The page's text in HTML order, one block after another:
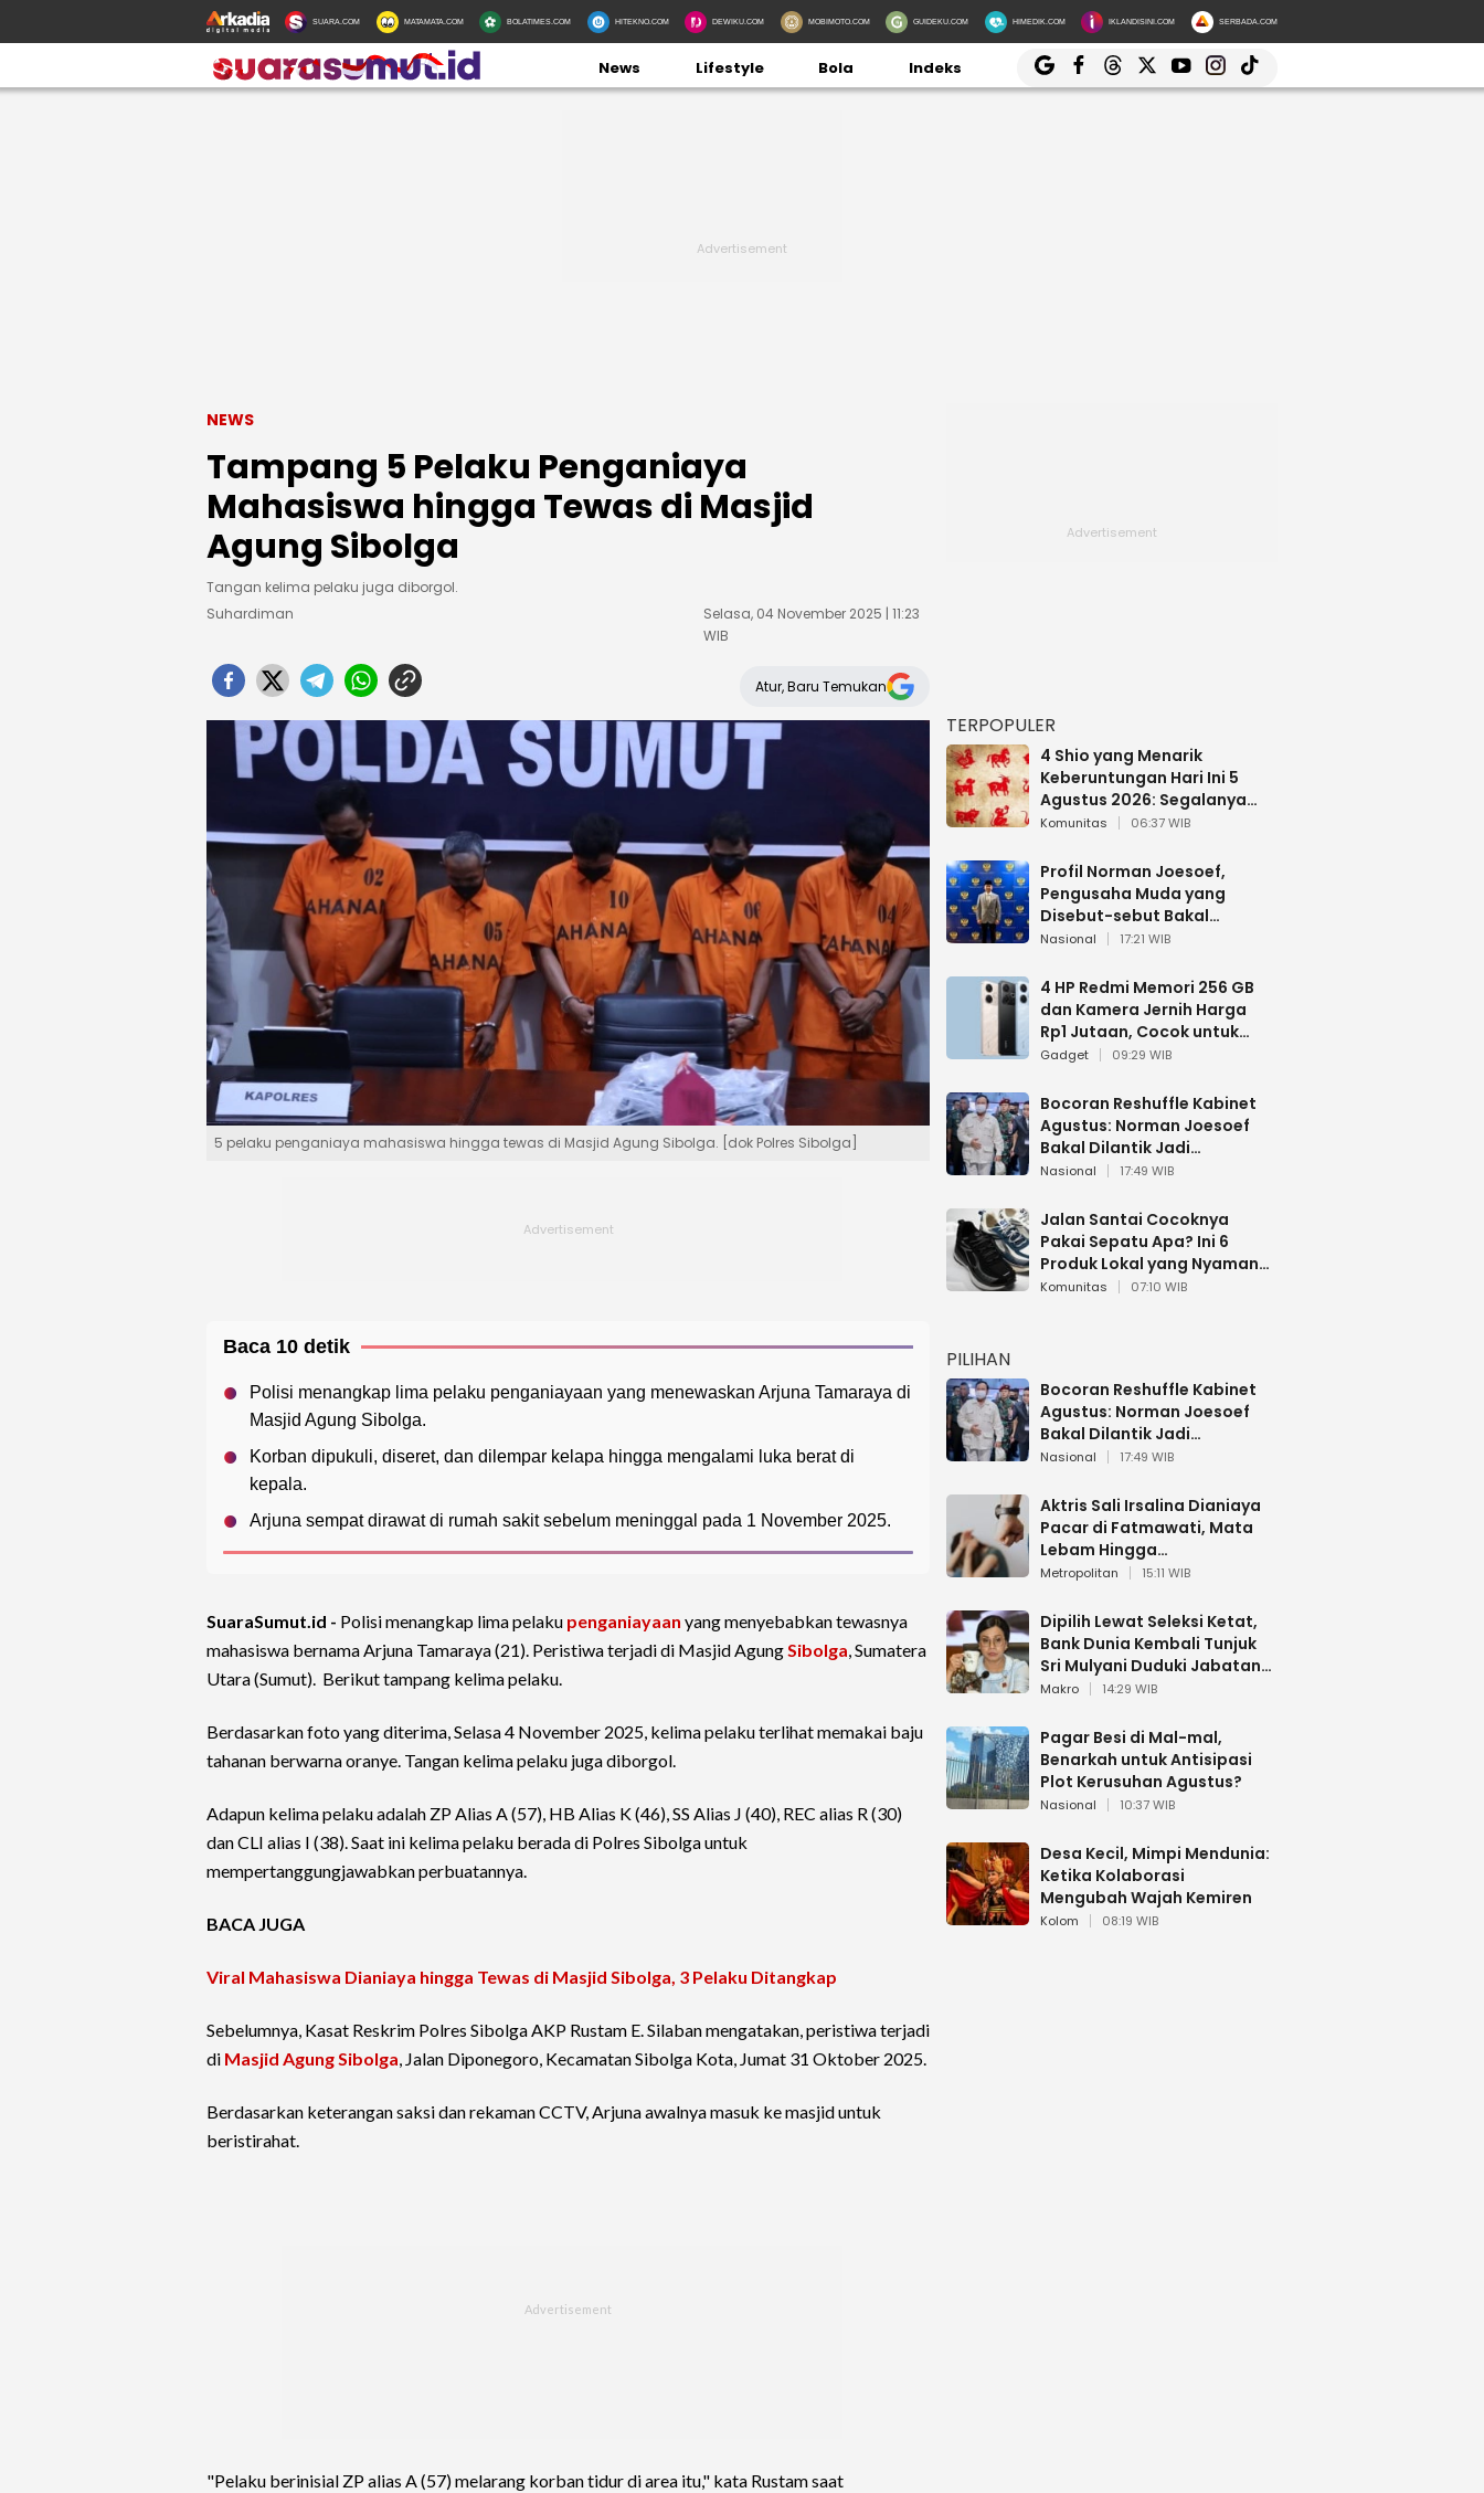
SUARA.COM MATAMATA.COM BOLATIMES.COM HITEKNO.COM DEWIKU.COM MOBIMOTO.COM GUIDEKU.COM HIMEDIK.COM IKLANDISINI.COM SERBADA.COM
News Lifestyle Bola Indeks
NEWS
Tampang 5 Pelaku Penganiaya
Mahasiswa hingga Tewas di Masjid
Agung Sibolga
Tangan kelima pelaku juga diborgol.
Suhardiman
Selasa, 04 November 2025 | 11:23
WIB
Atur, Baru Temukan
5 pelaku penganiaya mahasiswa hingga tewas di Masjid Agung Sibolga. [dok Polres Sibolga]
Baca 10 detik
Polisi menangkap lima pelaku penganiayaan yang menewaskan Arjuna Tamaraya di
Masjid Agung Sibolga.
Korban dipukuli, diseret, dan dilempar kelapa hingga mengalami luka berat di
kepala.
Arjuna sempat dirawat di rumah sakit sebelum meninggal pada 1 November 2025.
SuaraSumut.id - Polisi menangkap lima pelaku penganiayaan yang menyebabkan tewasnya
mahasiswa bernama Arjuna Tamaraya (21). Peristiwa terjadi di Masjid AgungSibolga, Sumatera
Utara (Sumut). Berikut tampang kelima pelaku.
Berdasarkan foto yang diterima, Selasa 4 November 2025, kelima pelaku terlihat memakai baju
tahanan berwarna oranye. Tangan kelima pelaku juga diborgol.
Adapun kelima pelaku adalah ZP Alias A (57), HB Alias K (46), SS Alias J (40), REC alias R (30)
dan CLI alias I (38). Saat ini kelima pelaku berada di Polres Sibolga untuk
mempertanggungjawabkan perbuatannya.
BACA JUGA
Viral Mahasiswa Dianiaya hingga Tewas di Masjid Sibolga, 3 Pelaku Ditangkap
Sebelumnya, Kasat Reskrim Polres Sibolga AKP Rustam E. Silaban mengatakan, peristiwa terjadi
di Masjid Agung Sibolga, Jalan Diponegoro, Kecamatan Sibolga Kota, Jumat 31 Oktober 2025.
Berdasarkan keterangan saksi dan rekaman CCTV, Arjuna awalnya masuk ke masjid untuk
beristirahat.
"Pelaku berinisial ZP alias A (57) melarang korban tidur di area itu," kata Rustam saat
TERPOPULER
4 Shio yang Menarik
Keberuntungan Hari Ini 5
Agustus 2026: Segalanya
Berjalan Lancar
Komunitas 06:37 WIB
Profil Norman Joesoef,
Pengusaha Muda yang
Disebut-sebut Bakal
Dilantik Jadi Wamenhan RI
Nasional 17:21 WIB
4 HP Redmi Memori 256 GB
dan Kamera Jernih Harga
Rp1 Jutaan, Cocok untuk
Multitasking
Gadget 09:29 WIB
Bocoran Reshuffle Kabinet
Agustus: Norman Joesoef
Bakal Dilantik Jadi
Wamenhan RI
Nasional 17:49 WIB
Jalan Santai Cocoknya
Pakai Sepatu Apa? Ini 6
Produk Lokal yang Nyaman
Buat 17 Agustusan
Komunitas 07:10 WIB
PILIHAN
Bocoran Reshuffle Kabinet
Agustus: Norman Joesoef
Bakal Dilantik Jadi
Wamenhan RI
Nasional 17:49 WIB
Aktris Sali Irsalina Dianiaya
Pacar di Fatmawati, Mata
Lebam Hingga
Diselamatkan Polantas
Metropolitan 15:11 WIB
Dipilih Lewat Seleksi Ketat,
Bank Dunia Kembali Tunjuk
Sri Mulyani Duduki Jabatan
Strategis
Makro 14:29 WIB
Pagar Besi di Mal-mal,
Benarkah untuk Antisipasi
Plot Kerusuhan Agustus?
Nasional 10:37 WIB
Desa Kecil, Mimpi Mendunia:
Ketika Kolaborasi
Mengubah Wajah Kemiren
Kolom 08:19 WIB